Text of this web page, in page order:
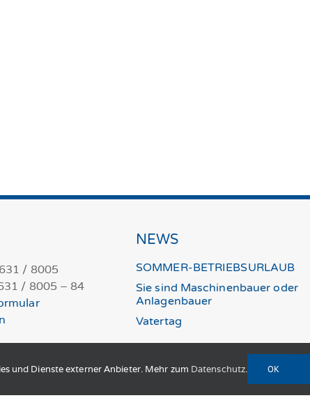
/ 8005
/ 8005 – 84
NEWS
SOMMER-BETRIEBSURLAUB
Sie sind Maschinenbauer oder
Anlagenbauer
Vatertag
und Dienste externer Anbieter. Mehr zum Datenschutz. OK